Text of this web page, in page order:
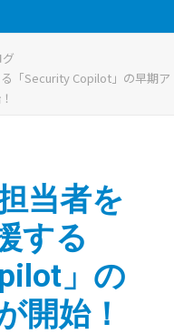
「Security Copilot」の早期ア
当者を
する
」の
開始！